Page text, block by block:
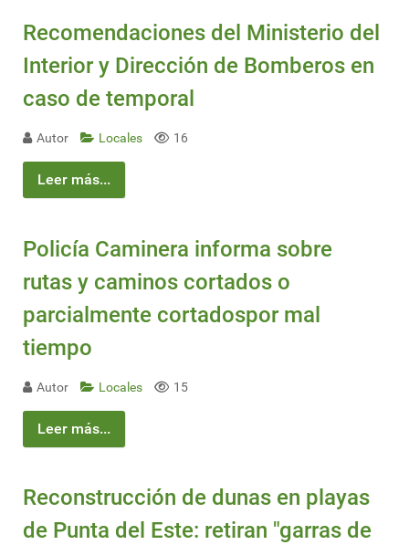
Recomendaciones del Ministerio del
Interior y Dirección de Bomberos en
caso de temporal
Autor Locales 16
Leer más...
Policía Caminera informa sobre
rutas y caminos cortados o
parcialmente cortadospor mal
tiempo
Autor Locales 15
Leer más...
Reconstrucción de dunas en playas
de Punta del Este: retiran "garras de